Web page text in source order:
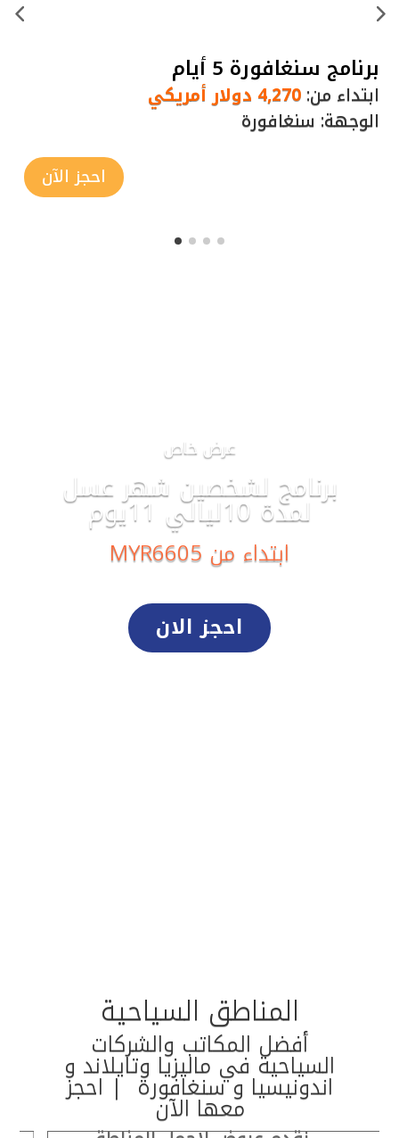
برنامج سنغافورة 5 أيام
ابتداء من:4,270 دولار أمريكي
الوجهة: سنغافورة
احجز الآن
عرض خاص
برنامج لشخصين شهر عسل
لمدة 10ليالي 11يوم
MYR6605 ابتداء من
احجز الان
المناطق السياحية
أفضل المكاتب والشركات
السياحية في ماليزيا وتايلاند و
اندونيسيا و سنغافورة | احجز
معها الآن